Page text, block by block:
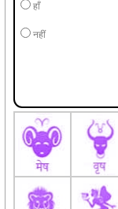
हाँ
नहीं